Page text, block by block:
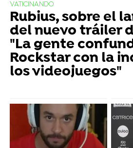
VATICINANDO
Rubius, sobre el
del nuevo tráiler
"La gente
Rockstar con la
los videojuegos"